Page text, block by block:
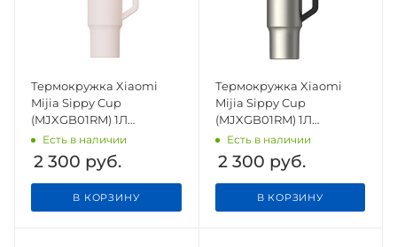
Термокружка Xiaomi
Mijia Sippy Cup
(MJXGB01RM) 1Л
розовый
Есть в наличии
2 300 руб.
В КОРЗИНУ
Термокружка Xiaomi
Mijia Sippy Cup
(MJXGB01RM) 1Л
металлический
Есть в наличии
2 300 руб.
В КОРЗИНУ